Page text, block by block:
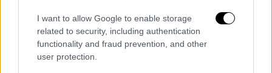
I want to allow Google to enable storage
related to security, including authentication
functionality and fraud prevention, and other
user protection.
ζητώντας να σταματήσει να προβάλλεται.
Η σειρά ολοκληρώνεται σε πέντε επεισόδια
στις αρχές Δεκεμβρίου και θα μπορεί να την